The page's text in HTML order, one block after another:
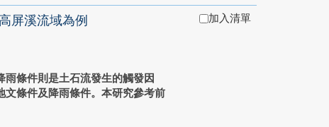
屏溪流域為例
條件則是土石流發生的觸發因
條件及降雨條件。本研究參考前
加入清單